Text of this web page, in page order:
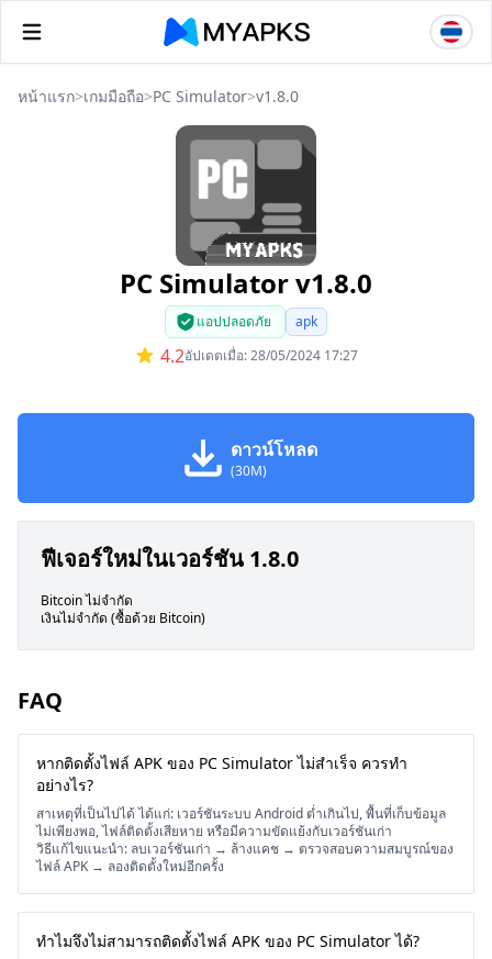
หน้าแรก>เกมมือถือ>PC Simulator>v1.8.0
PC Simulator v1.8.0
แอปปลอดภัย apk
4.2อัปเดตเมื่อ: 28/05/2024 17:27
ดาวน์โหลด
(30M)
ฟีเจอร์ใหม่ในเวอร์ชัน 1.8.0
Bitcoin ไม่จำกัด
เงินไม่จำกัด (ซื้อด้วย Bitcoin)
FAQ
หากติดตั้งไฟล์ APK ของ PC Simulator ไม่สำเร็จ ควรทำ
อย่างไร?
สาเหตุที่เป็นไปได้ ได้แก่: เวอร์ชันระบบ Android ต่ำเกินไป, พื้นที่เก็บข้อมูล
ไม่เพียงพอ, ไฟล์ติดตั้งเสียหาย หรือมีความขัดแย้งกับเวอร์ชันเก่า
วิธีแก้ไขแนะนำ: ลบเวอร์ชันเก่า → ล้างแคช → ตรวจสอบความสมบูรณ์ของ
ไฟล์ APK → ลองติดตั้งใหม่อีกครั้ง
ทำไมจึงไม่สามารถติดตั้งไฟล์ APK ของ PC Simulator ได้?